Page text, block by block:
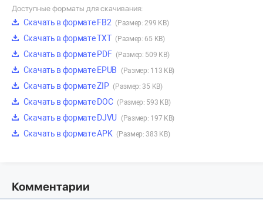
Доступные форматы для скачивания:
Скачать в формате FB2 (Размер: 299 KB)
Скачать в формате TXT (Размер: 65 KB)
Скачать в формате PDF (Размер: 509 KB)
Скачать в формате EPUB (Размер: 113 KB)
Скачать в формате ZIP (Размер: 35 KB)
Скачать в формате DOC (Размер: 593 KB)
Скачать в формате DJVU (Размер: 197 KB)
Скачать в формате APK (Размер: 383 KB)
Комментарии